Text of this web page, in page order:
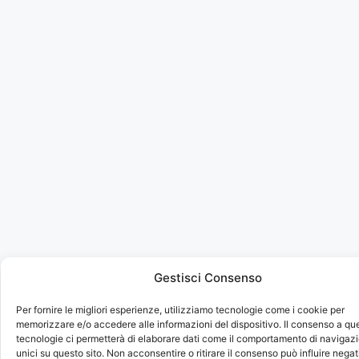
Gestisci Consenso
Per fornire le migliori esperienze, utilizziamo tecnologie come i cookie per
memorizzare e/o accedere alle informazioni del dispositivo. Il consenso a
tecnologie ci permetterà di elaborare dati come il comportamento di
unici su questo sito. Non acconsentire o ritirare il consenso può influire